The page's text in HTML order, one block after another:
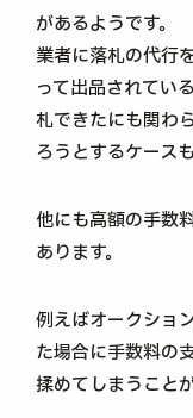
があるようです。
業者に落札の代行
って出品されてい
札できたにも関わ
ろうとするケース
他にも高額の手数
あります。
例えばオークショ
た場合に手数料の
揉めてしまうこと